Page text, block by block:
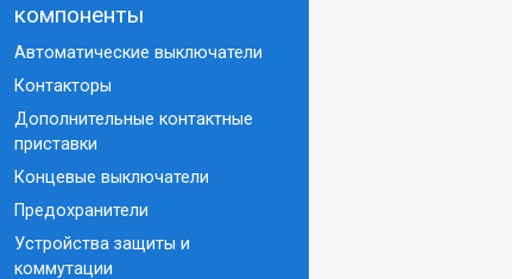
компоненты
Автоматические выключатели
Контакторы
Дополнительные контактные
приставки
Концевые выключатели
Предохранители
Устройства защиты и
коммутации